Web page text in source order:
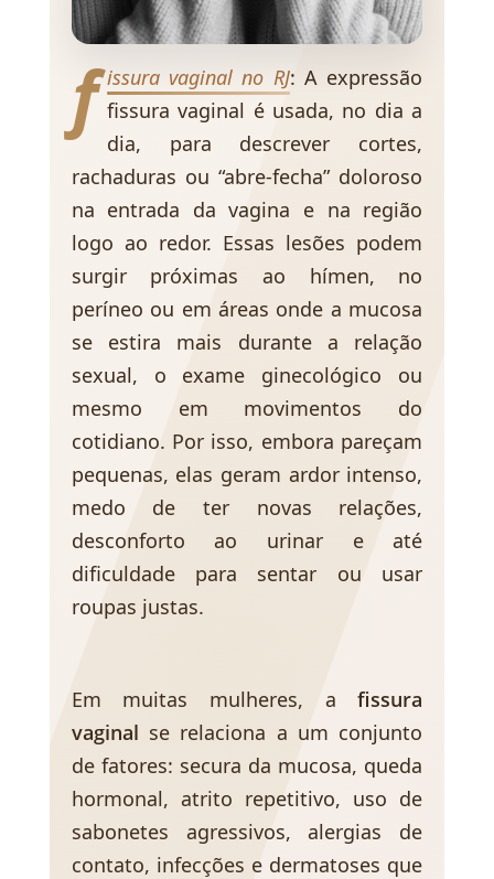
f issura vaginal no RJ: A expressão
fissura vaginal é usada, no dia a
dia, para descrever cortes,
rachaduras ou “abre-fecha” doloroso
na entrada da vagina e na região
logo ao redor. Essas lesões podem
surgir próximas ao hímen, no
períneo ou em áreas onde a mucosa
se estira mais durante a relação
sexual, o exame ginecológico ou
mesmo em movimentos do
cotidiano. Por isso, embora pareçam
pequenas, elas geram ardor intenso,
medo de ter novas relações,
desconforto ao urinar e até
dificuldade para sentar ou usar
roupas justas.
Em muitas mulheres, afissura
vaginal se relaciona a um conjunto
de fatores: secura da mucosa, queda
hormonal, atrito repetitivo, uso de
sabonetes agressivos, alergias de
contato, infecções e dermatoses que